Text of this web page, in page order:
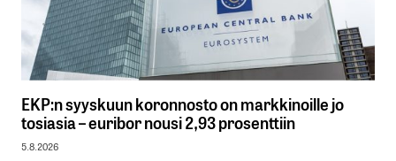
EKP:n syyskuun koronnosto on markkinoille jo
tosiasia – euribor nousi 2,93 prosenttiin
5.8.2026